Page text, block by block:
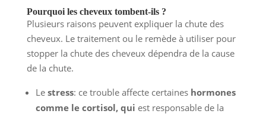
Pourquoi les cheveux tombent-ils ?
Plusieurs raisons peuvent expliquer la chute des
cheveux. Le traitement ou le remède à utiliser pour
stopper la chute des cheveux dépendra de la cause
de la chute.
Le stress: ce trouble affecte certaines hormones
comme le cortisol, qui est responsable de la